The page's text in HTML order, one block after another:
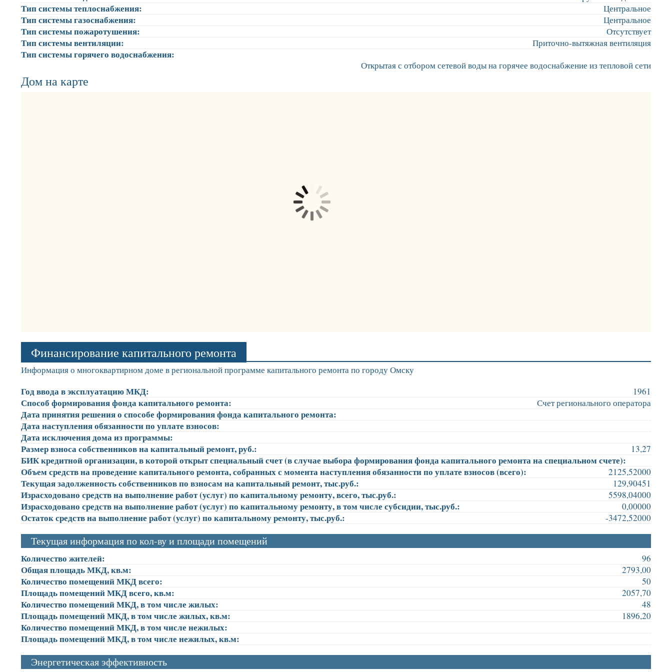
Тип системы теплоснабжения: Центральное
Тип системы газоснабжения: Центральное
Тип системы пожаротушения: Отсутствует
Тип системы вентиляции: Приточно-вытяжная вентиляция
Тип системы горячего водоснабжения:
Открытая с отбором сетевой воды на горячее водоснабжение из тепловой сети
Дом на карте
Финансирование капитального ремонта
Информация о многоквартирном доме в региональной программе капитального ремонта по городу Омску
Год ввода в эксплуатацию МКД: 1961
Способ формирования фонда капитального ремонта: Счет регионального оператора
Дата принятия решения о способе формирования фонда капитального ремонта:
Дата наступления обязанности по уплате взносов:
Дата исключения дома из программы:
Размер взноса собственников на капитальный ремонт, руб.:
13,27
БИК кредитной организации, в которой открыт специальный счет (в случае выбора формирования фонда капитального ремонта на специальном счете):
Объем средств на проведение капитального ремонта, собранных с момента наступления обязанности по уплате взносов (всего):
2125,52000
Текущая задолженность собственников по взносам на капитальный ремонт, тыс.руб.: 129,90451
Израсходовано средств на выполнение работ (услуг) по капитальному ремонту, всего, тыс.руб.: 5598,04000
Израсходовано средств на выполнение работ (услуг) по капитальному ремонту, в том числе субсидии, тыс.руб.: 0,00000
Остаток средств на выполнение работ (услуг) по капитальному ремонту, тыс.руб.: -3472,52000
Текущая информация по кол-ву и площади помещений
Количество жителей: 96
Общая площадь МКД, кв.м: 2793,00
Количество помещений МКД всего: 50
Площадь помещений МКД всего, кв.м: 2057,70
Количество помещений МКД, в том числе жилых: 48
Площадь помещений МКД, в том числе жилых, кв.м: 1896,20
Количество помещений МКД, в том числе нежилых:
Площадь помещений МКД, в том числе нежилых, кв.м:
Энергетическая эффективность